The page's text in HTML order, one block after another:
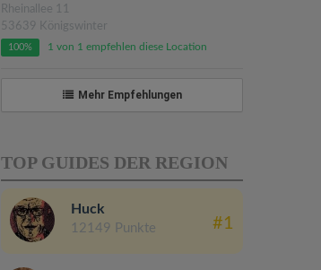
Rheinallee 11
53639 Königswinter
100% 1 von 1 empfehlen diese Location
Mehr Empfehlungen
TOP GUIDES DER REGION
Huck
12149 Punkte #1